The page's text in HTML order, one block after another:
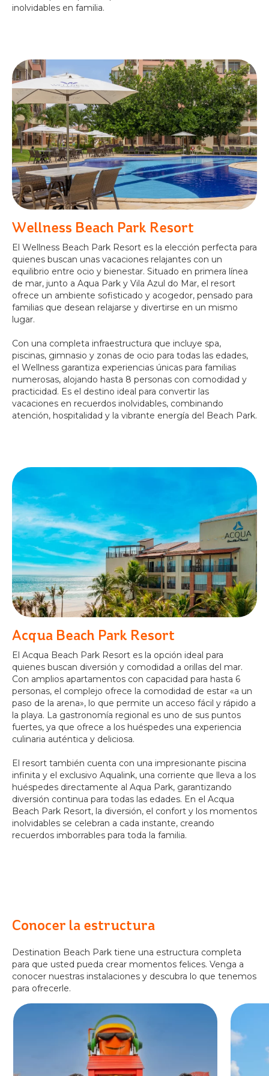
inolvidables en familia.
Wellness Beach Park Resort
El Wellness Beach Park Resort es la elección perfecta para
quienes buscan unas vacaciones relajantes con un
equilibrio entre ocio y bienestar. Situado en primera línea
de mar, junto a Aqua Park y Vila Azul do Mar, el resort
ofrece un ambiente sofisticado y acogedor, pensado para
familias que desean relajarse y divertirse en un mismo
lugar.
Con una completa infraestructura que incluye spa,
piscinas, gimnasio y zonas de ocio para todas las edades,
el Wellness garantiza experiencias únicas para familias
numerosas, alojando hasta 8 personas con comodidad y
practicidad. Es el destino ideal para convertir las
vacaciones en recuerdos inolvidables, combinando
atención, hospitalidad y la vibrante energía del Beach Park.
Acqua Beach Park Resort
El Acqua Beach Park Resort es la opción ideal para
quienes buscan diversión y comodidad a orillas del mar.
Con amplios apartamentos con capacidad para hasta 6
personas, el complejo ofrece la comodidad de estar «a un
paso de la arena», lo que permite un acceso fácil y rápido a
la playa. La gastronomía regional es uno de sus puntos
fuertes, ya que ofrece a los huéspedes una experiencia
culinaria auténtica y deliciosa.
El resort también cuenta con una impresionante piscina
infinita y el exclusivo Aqualink, una corriente que lleva a los
huéspedes directamente al Aqua Park, garantizando
diversión continua para todas las edades. En el Acqua
Beach Park Resort, la diversión, el confort y los momentos
inolvidables se celebran a cada instante, creando
recuerdos imborrables para toda la familia.
Conocer la estructura
Destination Beach Park tiene una estructura completa
para que usted pueda crear momentos felices. Venga a
conocer nuestras instalaciones y descubra lo que tenemos
para ofrecerle.